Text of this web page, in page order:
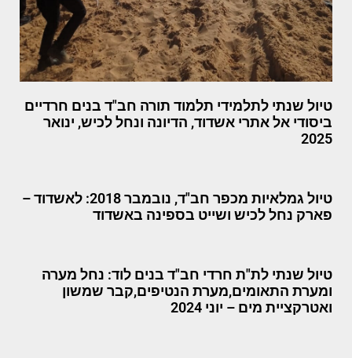
טיול שנתי לתלמידי תלמוד תורה חב"ד בנים חרדיים
ביסודי אל אתרי אשדוד, הדיונה ונחל לכיש, ינואר
2025
טיול גמלאיות מכפר חב"ד, נובמבר 2018: לאשדוד –
פארק נחל לכיש ושייט בספינה באשדוד
טיול שנתי לת"ת חרדי חב"ד בנים לוד: נחל מערה
ומערת התאומים,מערת הנטיפים,קבר שמשון
ואטרקציית מים – יוני 2024